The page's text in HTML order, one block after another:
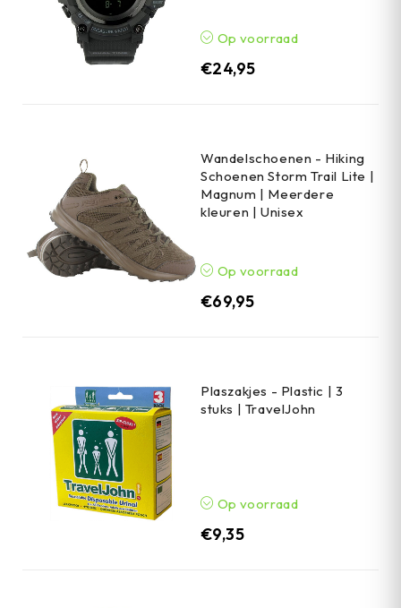
Op voorraad
€24,95
Wandelschoenen - Hiking
Schoenen Storm Trail Lite |
Magnum | Meerdere
kleuren | Unisex
Op voorraad
€69,95
Plaszakjes - Plastic | 3
stuks | TravelJohn
Op voorraad
€9,35